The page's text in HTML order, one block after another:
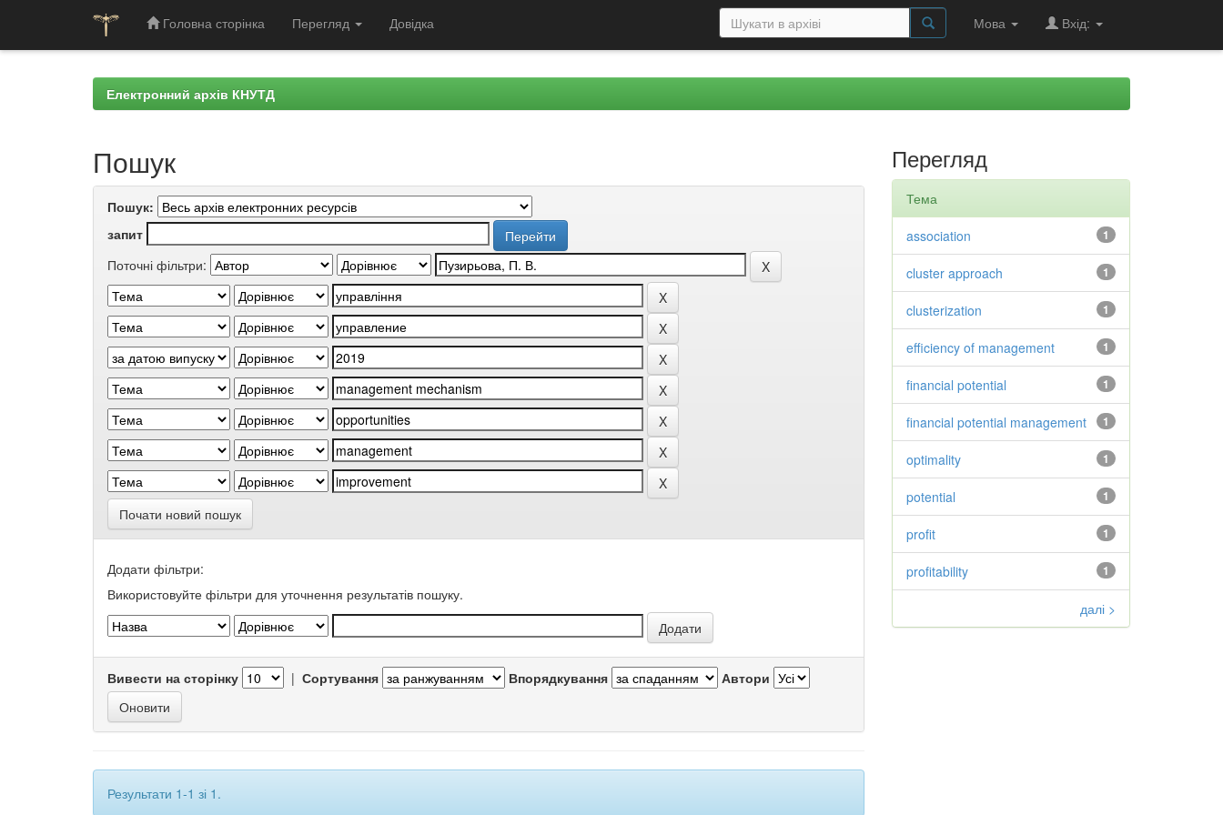
Головна сторінка Перегляд Довідка Мова Вхід:
Електронний архів КНУТД
Пошук
Пошук:
запит
Поточні фільтри:
Почати новий пошук
Додати фільтри:
Використовуйте фільтри для уточнення результатів пошуку.
Вивести на сторінку | Сортування Впорядкування Автори
Результати 1-1 зі 1.
Перегляд
Тема
1
association
1
cluster approach
1
clusterization
1
efficiency of management
1
financial potential
1
financial potential management
1
optimality
1
potential
1
profit
1
profitability
далі >